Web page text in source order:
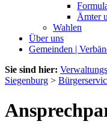
Ämter
Wahlen
Über uns
Gemeinden |
Sie sind hier:
Siegenburg >